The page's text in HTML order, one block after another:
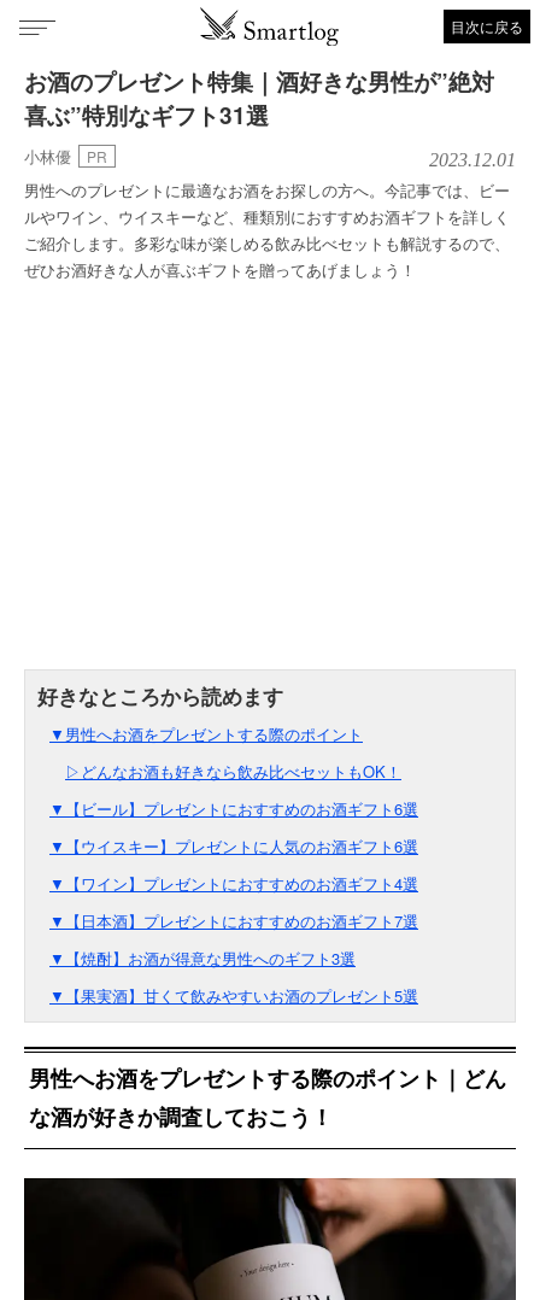
目次に戻る
お酒のプレゼント特集｜酒好きな男性が”絶対
喜ぶ”特別なギフト31選
小林優 PR 2023.12.01
男性へのプレゼントに最適なお酒をお探しの方へ。今記事では、ビー
ルやワイン、ウイスキーなど、種類別におすすめお酒ギフトを詳しく
ご紹介します。多彩な味が楽しめる飲み比べセットも解説するので、
ぜひお酒好きな人が喜ぶギフトを贈ってあげましょう！
▼男性へお酒をプレゼントする際のポイント
▷どんなお酒も好きなら飲み比べセットもOK！
▼【ビール】プレゼントにおすすめのお酒ギフト6選
▼【ウイスキー】プレゼントに人気のお酒ギフト6選
▼【ワイン】プレゼントにおすすめのお酒ギフト4選
▼【日本酒】プレゼントにおすすめのお酒ギフト7選
▼【焼酎】お酒が得意な男性へのギフト3選
▼【果実酒】甘くて飲みやすいお酒のプレゼント5選
男性へお酒をプレゼントする際のポイント｜どん
な酒が好きか調査しておこう！